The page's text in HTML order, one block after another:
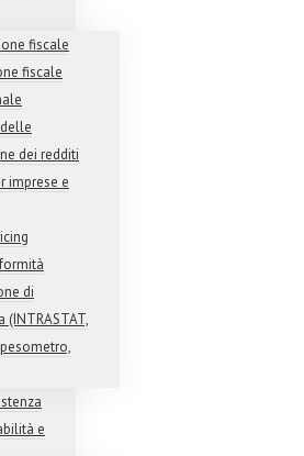
fiscale
fiscale
dei redditi
imprese e
di
(INTRASTAT,
e